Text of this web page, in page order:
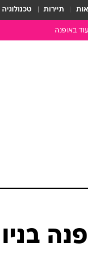
תיירות טכנולוגיה
עוד באופנה
אופנה ברשת
שיער וסטייל
בניו